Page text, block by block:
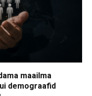
maailma
demograafid